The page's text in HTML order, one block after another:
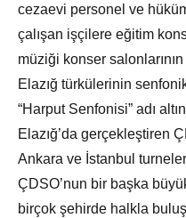
cezaevi personel ve
çalışan işçilere eğitim
müziği konser salonlarının
Elazığ türkülerinin
“Harput Senfonisi” adı
Elazığ’da gerçekleştiren
Ankara ve İstanbul
ÇDSO’nun bir başka
birçok şehirde halkla